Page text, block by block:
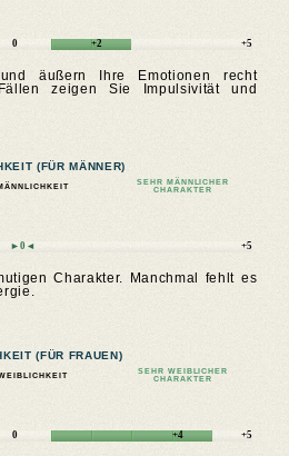
0 +2 +5
äußern Ihre Emotionen recht
zeigen Sie Impulsivität und
(FÜR MÄNNER)
SEHR MÄNNLICHER
CHARAKTER
►0◄ +5
Charakter. Manchmal fehlt es
(FÜR FRAUEN)
SEHR WEIBLICHER
CHARAKTER
0 +4 +5